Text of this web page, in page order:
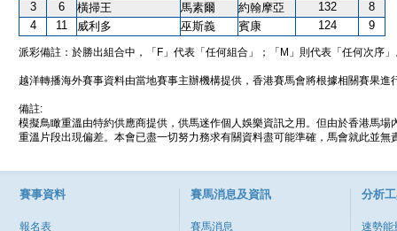
3
6 橫掃王 馬素爾 約翰摩亞 132
8
4
11 威利多 巫斯義 賓康 124 9
派彩備註：於勝出組合中，「F」代表「任何組合」；「M」則代表「任何次序
越洋轉播海外賽事資料由當地賽事主辦機構提供，香港賽馬會將根據相關賽果進
備註:
模擬鳥瞰重溫由特約供應商提供，供馬迷作個人娛樂資訊之用。但由於香港馬
重溫片段出現偏差。本會已盡一切努力務求有關資料盡可能準確，馬會就此並
賽事資料
報名表
賽馬消息及資訊
賽馬消息
分析
速勢能